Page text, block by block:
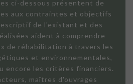
ci-dessous présentent de
aux contraintes et objectifs
de l'existant et des
aident à comprendre
de réhabilitation à travers les
et environnementales,
encore les critères financiers.
maîtres d'ouvrages